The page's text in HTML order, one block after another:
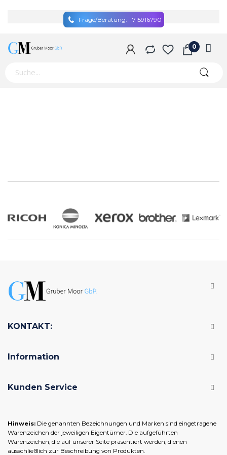
Frage/Beratung: 715916790
KONTAKT:
Information
Kunden Service
Hinweis: Die genannten Bezeichnungen und Marken sind eingetragene
Warenzeichen der jeweiligen Eigentümer. Die aufgeführten
Warenzeichen, die auf unserer Seite präsentiert werden, dienen
ausschließlich zur Beschreibung von Produkten.